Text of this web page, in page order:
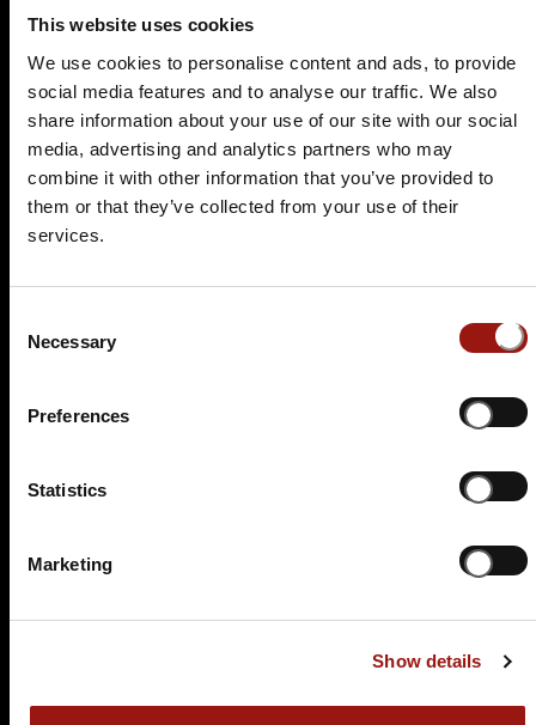
This website uses cookies
We use cookies to personalise content and ads, to provide
social media features and to analyse our traffic. We also
share information about your use of our site with our social
media, advertising and analytics partners who may
combine it with other information that you’ve provided to
them or that they’ve collected from your use of their
services.
Selection
Necessary
Preferences
Statistics
Marketing
Show details
Historische Gastwirtschaft Pfeffersack
Kirchgasse 15c
09599 Freiberg
Auf der Karte anzeigen
89,90 €
FR.
Historische Gastwirtschaft Pfeffersack
09599 Freiberg